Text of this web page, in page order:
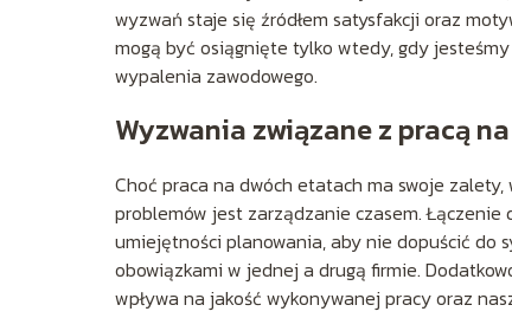
wyzwań staje się źródłem satysfakcji oraz
mogą być osiągnięte tylko wtedy, gdy
wypalenia zawodowego.
Wyzwania związane z pracą
Choć praca na dwóch etatach ma swoje
problemów jest zarządzanie czasem. Łączenie
umiejętności planowania, aby nie dopuścić do
obowiązkami w jednej a drugą firmie.
wpływa na jakość wykonywanej pracy oraz